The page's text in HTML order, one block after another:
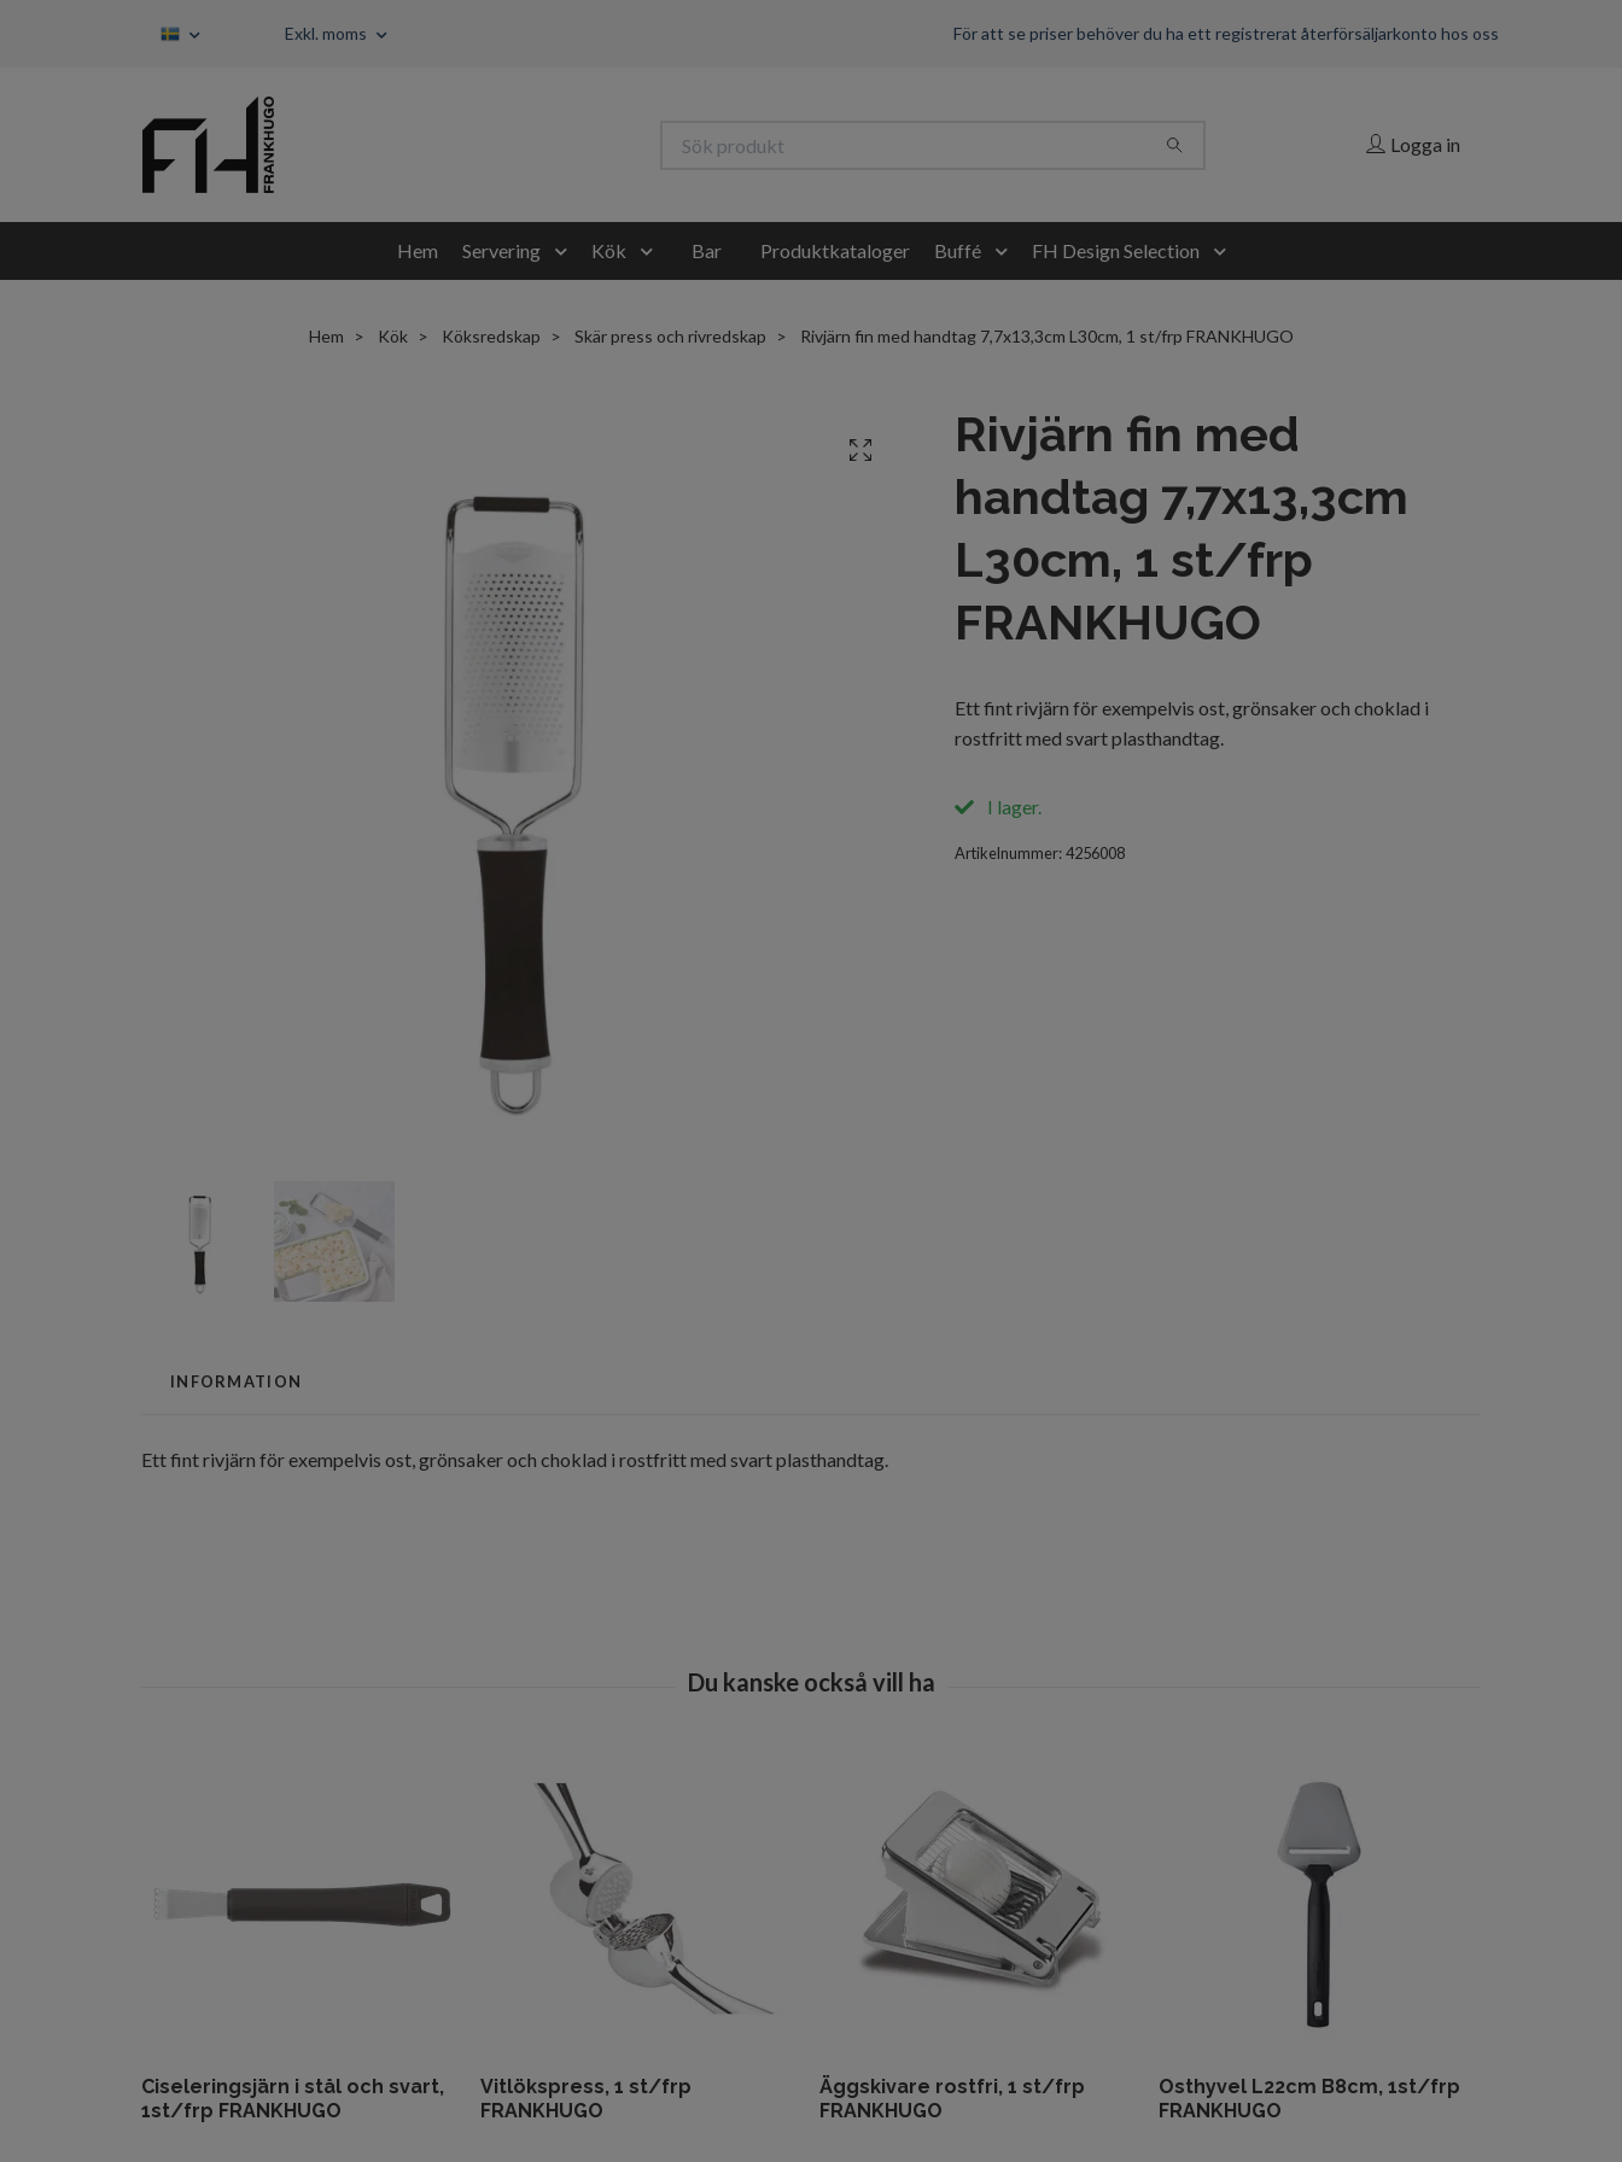
Exkl. moms För att se priser behöver du ha ett registrerat återförsäljarkonto hos oss
Logga in
Hem Servering Kök Bar Produktkataloger Buffé FH Design Selection
Hem Kök Köksredskap Skär press och rivredskap Rivjärn fin med handtag 7,7x13,3cm L30cm, 1 st/frp FRANKHUGO
Rivjärn fin med
handtag 7,7x13,3cm
L30cm, 1 st/frp
FRANKHUGO
Ett fint rivjärn för exempelvis ost, grönsaker och choklad i
rostfritt med svart plasthandtag.
I lager.
Artikelnummer:4256008
INFORMATION
Ett fint rivjärn för exempelvis ost, grönsaker och choklad i rostfritt med svart plasthandtag.
Ciseleringsjärn i stål och svart,
1st/frp FRANKHUGO
Vitlökspress, 1 st/frp
FRANKHUGO
Äggskivare rostfri, 1 st/frp
FRANKHUGO
Osthyvel L22cm B8cm, 1st/frp
FRANKHUGO